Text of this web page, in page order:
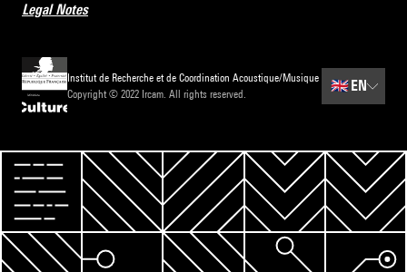
Legal Notes
Institut de Recherche et de Coordination Acoustique/Musique
Copyright © 2022 Ircam. All rights reserved.
🇬🇧 EN